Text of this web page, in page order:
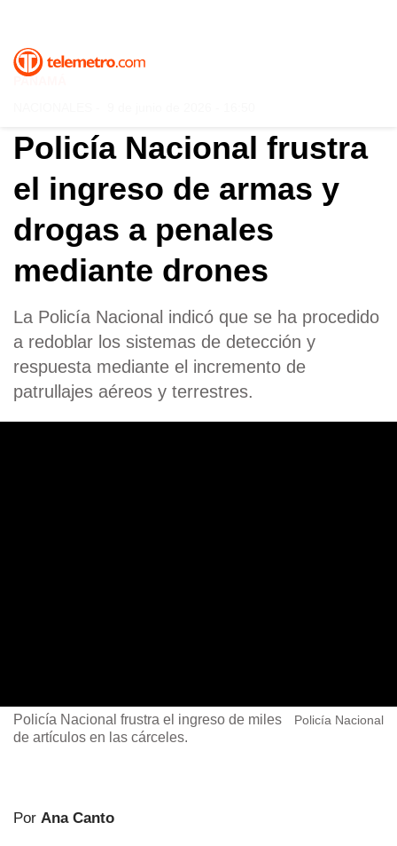
PANAMÁ
Policía Nacional frustra
el ingreso de armas y
drogas a penales
mediante drones
La Policía Nacional indicó que se ha procedido
a redoblar los sistemas de detección y
respuesta mediante el incremento de
patrullajes aéreos y terrestres.
Policía Nacional frustra el ingreso de miles
de artículos en las cárceles.
Policía Nacional
Por Ana Canto